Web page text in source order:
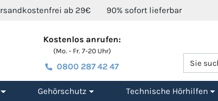
ab 29€ 90% sofort lieferbar
Kostenlos anrufen:
(Mo. - Fr. 7-20 Uhr)
0800 287 42 47
Gehörschutz Technische Hörhilfen